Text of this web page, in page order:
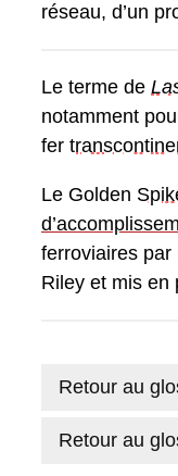
réseau, d’un
Le terme de
notamment
fer
Le Golden
ferroviaires par
Riley et mis en
Retour au
Retour au